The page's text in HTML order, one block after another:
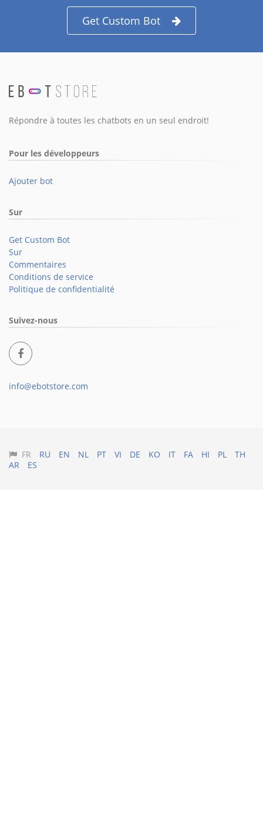
Get Custom Bot
Répondre à toutes les chatbots en un seul endroit!
Pour les développeurs
Ajouter bot
Sur
Get Custom Bot
Sur
Commentaires
Conditions de service
Politique de confidentialité
Suivez-nous
info@ebotstore.com
FR RU EN NL PT VI DE KO IT FA HI PL
TH
AR
ES